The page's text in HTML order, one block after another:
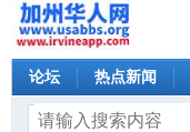
论坛 热点新闻